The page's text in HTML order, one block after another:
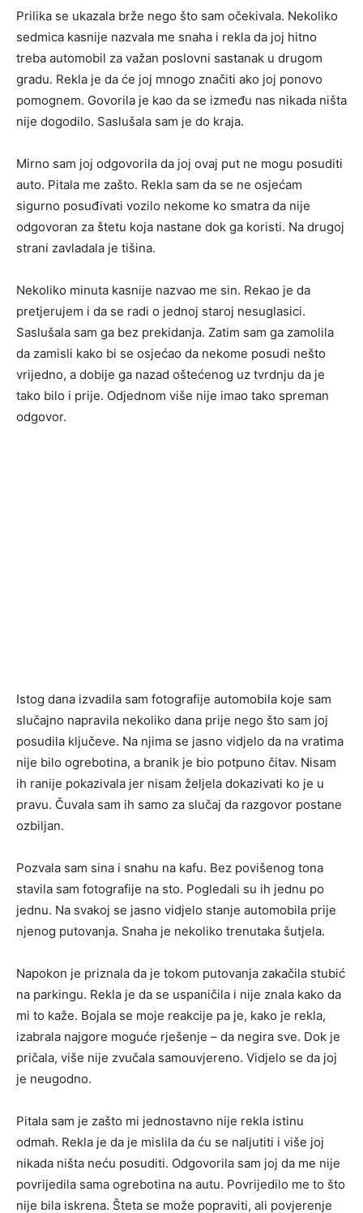
Prilika se ukazala brže nego što sam očekivala. Nekoliko
sedmica kasnije nazvala me snaha i rekla da joj hitno
treba automobil za važan poslovni sastanak u drugom
gradu. Rekla je da će joj mnogo značiti ako joj ponovo
pomognem. Govorila je kao da se između nas nikada ništa
nije dogodilo. Saslušala sam je do kraja.
Mirno sam joj odgovorila da joj ovaj put ne mogu posuditi
auto. Pitala me zašto. Rekla sam da se ne osjećam
sigurno posuđivati vozilo nekome ko smatra da nije
odgovoran za štetu koja nastane dok ga koristi. Na drugoj
strani zavladala je tišina.
Nekoliko minuta kasnije nazvao me sin. Rekao je da
pretjerujem i da se radi o jednoj staroj nesuglasici.
Saslušala sam ga bez prekidanja. Zatim sam ga zamolila
da zamisli kako bi se osjećao da nekome posudi nešto
vrijedno, a dobije ga nazad oštećenog uz tvrdnju da je
tako bilo i prije. Odjednom više nije imao tako spreman
odgovor.
Istog dana izvadila sam fotografije automobila koje sam
slučajno napravila nekoliko dana prije nego što sam joj
posudila ključeve. Na njima se jasno vidjelo da na vratima
nije bilo ogrebotina, a branik je bio potpuno čitav. Nisam
ih ranije pokazivala jer nisam željela dokazivati ko je u
pravu. Čuvala sam ih samo za slučaj da razgovor postane
ozbiljan.
Pozvala sam sina i snahu na kafu. Bez povišenog tona
stavila sam fotografije na sto. Pogledali su ih jednu po
jednu. Na svakoj se jasno vidjelo stanje automobila prije
njenog putovanja. Snaha je nekoliko trenutaka šutjela.
Napokon je priznala da je tokom putovanja zakačila stubić
na parkingu. Rekla je da se uspaničila i nije znala kako da
mi to kaže. Bojala se moje reakcije pa je, kako je rekla,
izabrala najgore moguće rješenje – da negira sve. Dok je
pričala, više nije zvučala samouvjereno. Vidjelo se da joj
je neugodno.
Pitala sam je zašto mi jednostavno nije rekla istinu
odmah. Rekla je da je mislila da ću se naljutiti i više joj
nikada ništa neću posuditi. Odgovorila sam joj da me nije
povrijedila sama ogrebotina na autu. Povrijedilo me to što
nije bila iskrena. Šteta se može popraviti, ali povjerenje